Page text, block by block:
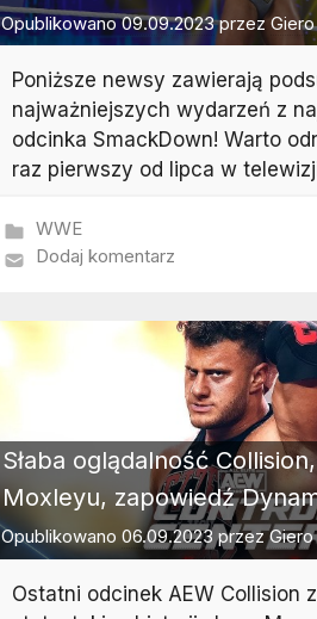
Opublikowano09.09.2023przezGiero
Poniższe newsy zawierają
najważniejszych wydarzeń z
odcinka SmackDown! Warto
raz pierwszy od lipca w
WWE
Dodaj komentarz
Słaba oglądalność
Moxleyu, zapowiedź
Opublikowano06.09.2023 przezGiero
Ostatni odcinek AEW Collision